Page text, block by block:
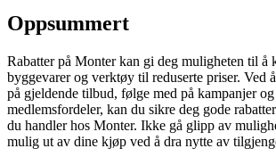
Oppsummert
Rabatter på Monter kan gi deg muligheten til å
byggevarer og verktøy til reduserte priser. Ved
på gjeldende tilbud, følge med på kampanjer
medlemsfordeler, kan du sikre deg gode
du handler hos Monter. Ikke gå glipp av
mulig ut av dine kjøp ved å dra nytte av